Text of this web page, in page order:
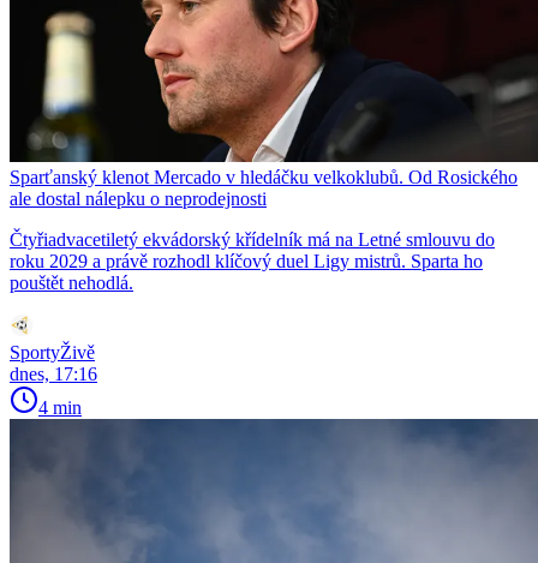
Sparťanský klenot Mercado v hledáčku velkoklubů. Od Rosického
ale dostal nálepku o neprodejnosti
Čtyřiadvacetiletý ekvádorský křídelník má na Letné smlouvu do
roku 2029 a právě rozhodl klíčový duel Ligy mistrů. Sparta ho
pouštět nehodlá.
SportyŽivě
dnes, 17:16
4 min